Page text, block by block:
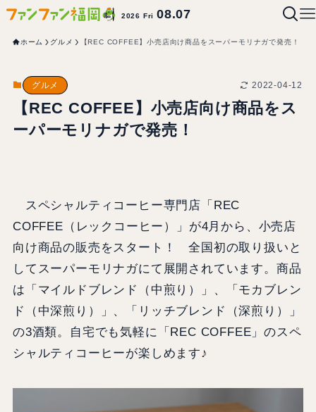
2026 Fri08.07
ホーム グルメ 【REC COFFEE】小売店向け商品をスーパーモリナガで発売！
グルメ 2022-04-12
【REC COFFEE】小売店向け商品をス
ーパーモリナガで発売！
スペシャルティコーヒー専門店「REC
COFFEE（レックコーヒー）」が4月から、小売店
向け商品の販売をスタート！ 全国初の取り扱いと
してスーパーモリナガにて展開されています。商品
は「マイルドブレンド（中煎り）」、「モカブレン
ド（中深煎り）」、「リッチブレンド（深煎り）」
の3酒類。自宅でも気軽に「REC COFFEE」のスペ
シャルティコーヒーが楽しめます♪